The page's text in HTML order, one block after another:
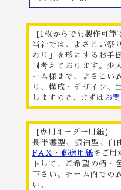
【1枚からでも製作可能
当社では、よさこい祭
わり」を形にするお手
同考えております。少
ーム様まで、よさこい
り、構成・デザイン、
しますので、まずは お
【専用オーダー用紙】
長半纏型、振袖型、自
FAX・郵送用紙 をご用
トして、ご希望の柄・
下さい。チーム内での
い。